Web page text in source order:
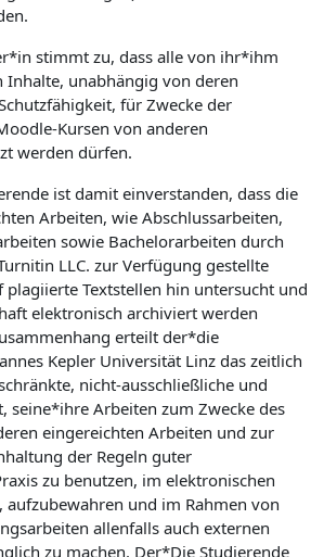
stimmt zu, dass alle von ihr*ihm
Inhalte, unabhängig von deren
für Zwecke der
Kursen von anderen
werden dürfen.
ist damit einverstanden, dass die
Arbeiten, wie Abschlussarbeiten,
sowie Bachelorarbeiten durch
LLC. zur Verfügung gestellte
plagiierte Textstellen hin untersucht und
elektronisch archiviert werden
erteilt der*die
Kepler Universität Linz das zeitlich
nicht-ausschließliche und
seine*ihre Arbeiten zum Zwecke des
eingereichten Arbeiten und zur
der Regeln guter
zu benutzen, im elektronischen
aufzubewahren und im Rahmen von
allenfalls auch externen
zu machen. Der*Die Studierende